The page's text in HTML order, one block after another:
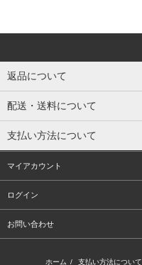
返品について
配送・送料について
支払い方法について
マイアカウント
ログイン
お問い合わせ
ホーム / 支払い方法について